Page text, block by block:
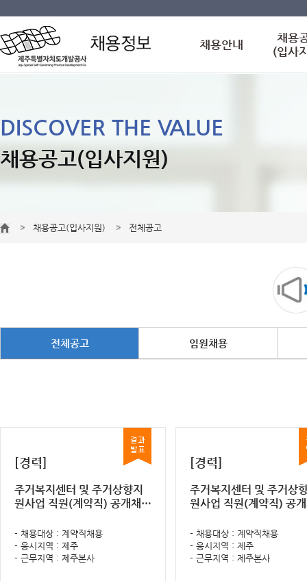
채용안내
채용
(입사
DISCOVER THE VALUE
채용공고(입사지원)
채용공고(입사지원) 전체공고
전체공고 임원채용
[경력]
주거복지센터 및 주거상향지
원사업 직원(계약직) 공개채용
등록 알림 공고
- 채용대상 : 계약직채용
- 응시지역 : 제주
- 근무지역 : 제주본사
[경력]
주거복지센터 및 주거상
원사업 직원(계약직) 공
면접 계획 알림 공고
- 채용대상 : 계약직채용
- 응시지역 : 제주
- 근무지역 : 제주본사